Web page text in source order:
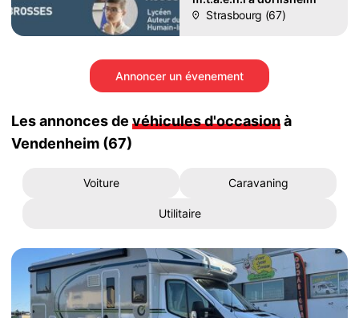
Strasbourg (67)
Annoncer un évenement
Les annonces de véhicules d'occasionà
Vendenheim (67)
Voiture Caravaning
Utilitaire